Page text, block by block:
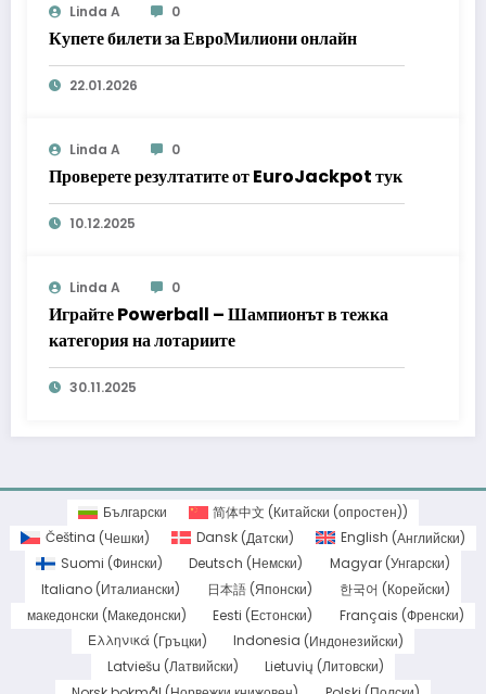
Linda A 0
Купете билети за ЕвроМилиони онлайн
22.01.2026
Linda A 0
Проверете резултатите от EuroJackpot тук
10.12.2025
Linda A 0
Играйте Powerball – Шампионът в тежка
категория на лотариите
30.11.2025
Български 简体中文 (Китайски (опростен))
Čeština (Чешки) Dansk(Датски) English (Английски)
Suomi (Фински) Deutsch (Немски) Magyar (Унгарски)
Italiano (Италиански) 日本語(Японски) 한국어 (Корейски)
македонски (Македонски) Eesti (Естонски) Français (Френски)
Ελληνικά(Гръцки) Indonesia (Индонезийски)
Latviešu (Латвийски) Lietuvių (Литовски)